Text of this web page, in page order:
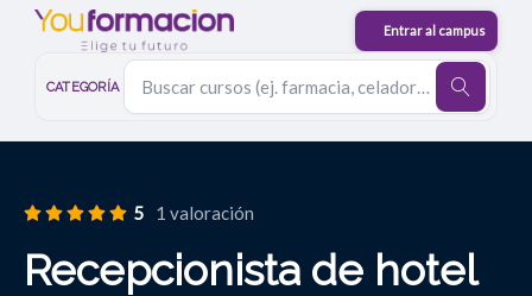
CATEGORÍA
5 1 valoración
Recepcionista de hotel